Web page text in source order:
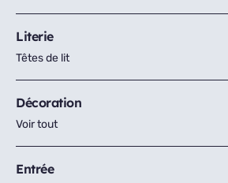
Literie
Têtes de lit
Décoration
Voir tout
Entrée